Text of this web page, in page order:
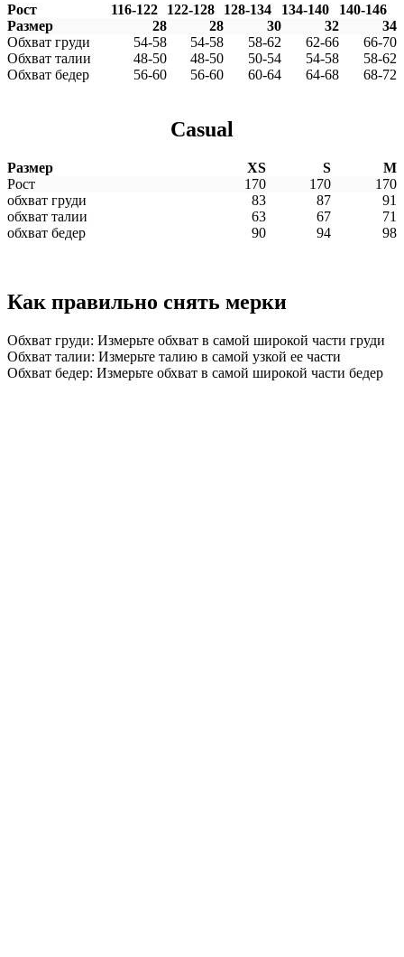
Рост 116-122 122-128 128-134 134-140
140-146
Размер
28 28 30 32
34
Обхват груди
54-58 54-58 58-62 62-66
66-70
Обхват талии
48-50 48-50 50-54 54-58
58-62
Обхват бедер
56-60 56-60 60-64 64-68 68-72
Casual
Размер XS S
M
Рост
170 170
170
обхват груди
83 87
91
обхват талии
63 67
71
обхват бедер
90 94 98
Как правильно снять мерки
Обхват груди: Измерьте обхват в самой широкой части груди
Обхват талии: Измерьте талию в самой узкой ее части
Обхват бедер: Измерьте обхват в самой широкой части бедер